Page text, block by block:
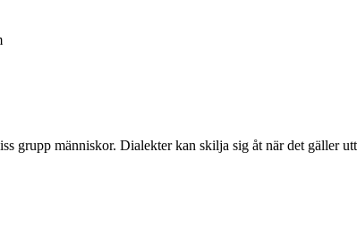
grupp människor. Dialekter kan skilja sig åt när det gäller